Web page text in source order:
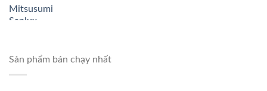
Sản phẩm bán chạy nhất